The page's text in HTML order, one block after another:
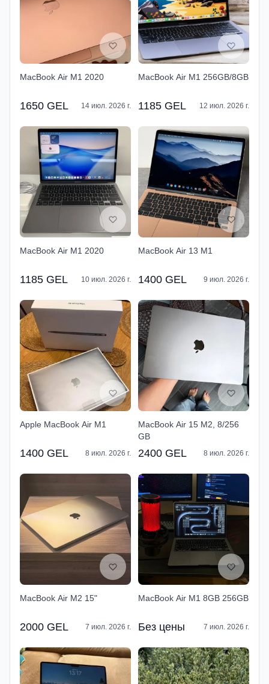
MacBook Air M1 2020
1650 GEL 14 июл. 2026 г.
MacBook Air M1 256GB/8GB
1185 GEL 12 июл. 2026 г.
MacBook Air M1 2020
1185 GEL 10 июл. 2026 г.
MacBook Air 13 M1
1400 GEL 9 июл. 2026 г.
Apple MacBook Air M1
1400 GEL 8 июл. 2026 г.
MacBook Air 15 M2, 8/256
GB
2400 GEL 8 июл. 2026 г.
MacBook Air M2 15"
2000 GEL 7 июл. 2026 г.
MacBook Air M1 8GB 256GB
Без цены 7 июл. 2026 г.